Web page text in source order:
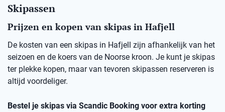
Skipassen
Prijzen en kopen van skipas in Hafjell
De kosten van een skipas in Hafjell zijn afhankelijk van het
seizoen en de koers van de Noorse kroon. Je kunt je skipas
ter plekke kopen, maar van tevoren skipassen reserveren is
altijd voordeliger.
Bestel je skipas via Scandic Booking voor extra korting